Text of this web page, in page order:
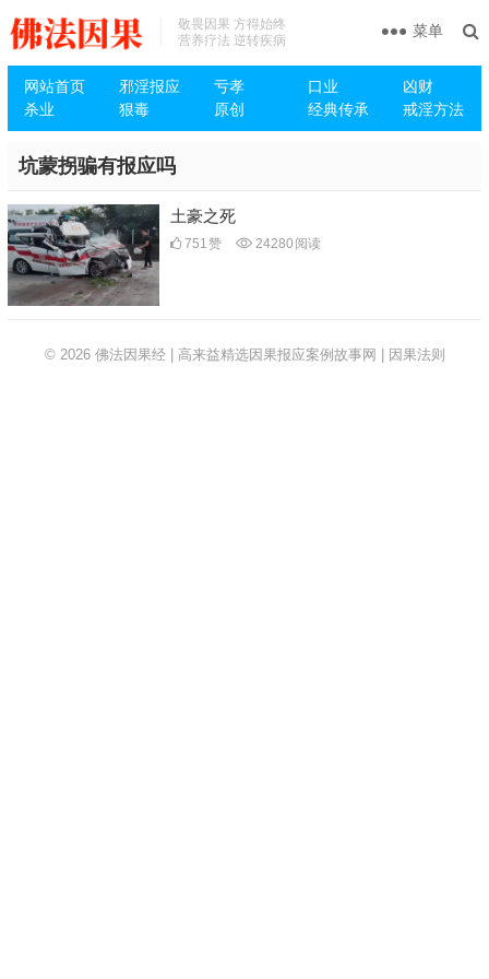
敬畏因果 方得始终
营养疗法 逆转疾病
网站首页 邪淫报应 亏孝 口业
凶财
杀业
狠毒 原创 经典传承 戒淫方法
菜单
坑蒙拐骗有报应吗
土豪之死
751赞 24280 阅读
© 2026 佛法因果经 | 高来益精选因果报应案例故事网 | 因果法则